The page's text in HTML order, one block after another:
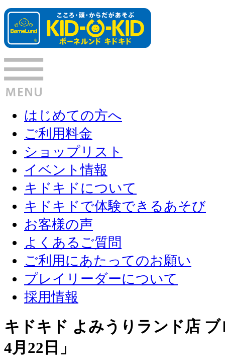
はじめての方へ
ご利用料金
ショップリスト
イベント情報
キドキドについて
キドキドで体験できるあそび
お客様の声
よくあるご質問
ご利用にあたってのお願い
プレイリーダーについて
採用情報
キドキド よみうりランド店
4月22日 」